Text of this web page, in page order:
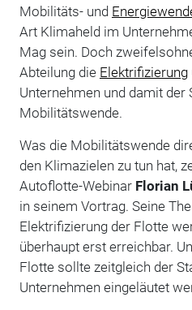
Mobilitäts- und
Art Klimaheld im
Mag sein. Doch
Abteilung die Elektrifizierung
Unternehmen und damit der
Mobilitätswende.
Was die Mobilitätswende
den Klimazielen zu tun hat,
Autoflotte-Webinar Florian
in seinem Vortrag. Seine
Elektrifizierung der Flotte
überhaupt erst erreichbar.
Flotte sollte zeitgleich der
Unternehmen eingeläutet